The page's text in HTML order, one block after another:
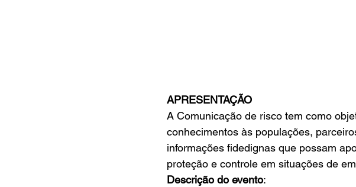
APRESENTAÇÃO
A Comunicação de risco tem como
conhecimentos às populações,
informações fidedignas que possam
proteção e controle em situações de
Descrição do evento: